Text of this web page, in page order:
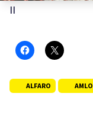
II
ALFARO AMLO